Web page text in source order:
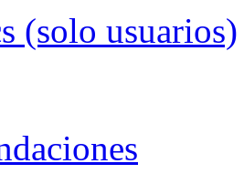
(solo usuarios)